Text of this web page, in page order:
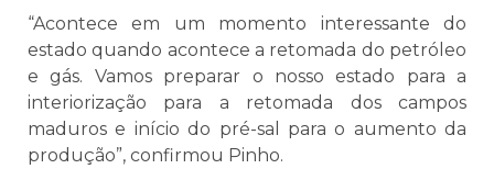
“Acontece em um momento interessante do
estado quando acontece a retomada do petróleo
e gás. Vamos preparar o nosso estado para a
interiorização para a retomada dos campos
maduros e início do pré-sal para o aumento da
produção”, confirmou Pinho.